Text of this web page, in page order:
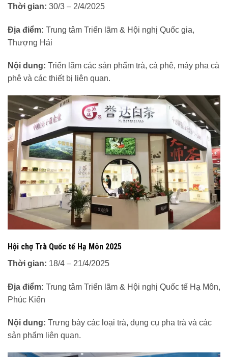
Thời gian: 30/3 – 2/4/2025
Địa điểm: Trung tâm Triển lãm & Hội nghị Quốc gia,
Thượng Hải
Nội dung: Triển lãm các sản phẩm trà, cà phê, máy pha cà
phê và các thiết bị liên quan.
Hội chợ Trà Quốc tế Hạ Môn 2025
Thời gian: 18/4 – 21/4/2025
Địa điểm: Trung tâm Triển lãm & Hội nghị Quốc tế Hạ Môn,
Phúc Kiến
Nội dung: Trưng bày các loại trà, dụng cụ pha trà và các
sản phẩm liên quan.